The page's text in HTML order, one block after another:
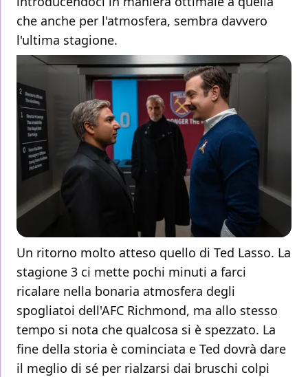
che anche per l'atmosfera, sembra davvero
l'ultima stagione.
Un ritorno molto atteso quello di Ted Lasso. La
stagione 3 ci mette pochi minuti a farci
ricalare nella bonaria atmosfera degli
spogliatoi dell'AFC Richmond, ma allo stesso
tempo si nota che qualcosa si è spezzato. La
fine della storia è cominciata e Ted dovrà dare
il meglio di sé per rialzarsi dai bruschi colpi